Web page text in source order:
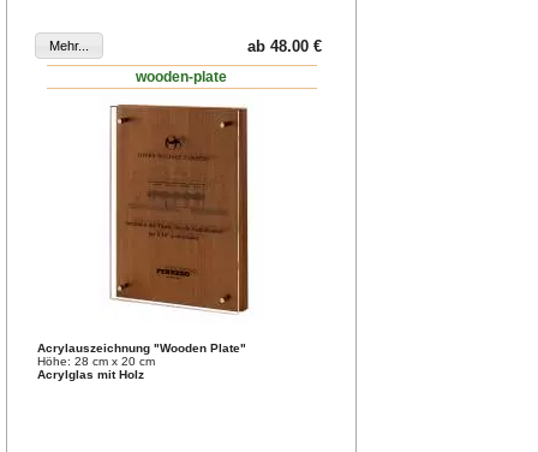
ab 48.00 €
wooden-plate
Acrylauszeichnung "Wooden Plate"
Höhe: 28 cm x 20 cm
Acrylglas mit Holz